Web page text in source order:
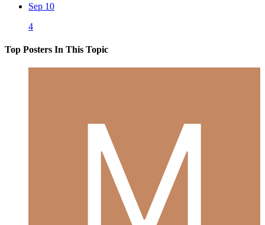
Sep 10
4
Top Posters In This Topic